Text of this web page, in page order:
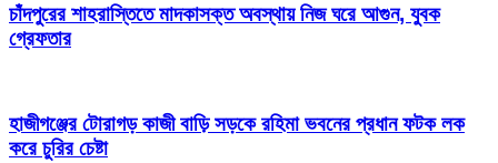
চাঁদপুরের শাহরাস্তিতে মাদকাসক্ত অবস্থায় নিজ ঘরে আগুন, যুবক
গ্রেফতার
হাজীগঞ্জের টোরাগড় কাজী বাড়ি সড়কে রহিমা ভবনের প্রধান ফটক লক
করে চুরির চেষ্টা